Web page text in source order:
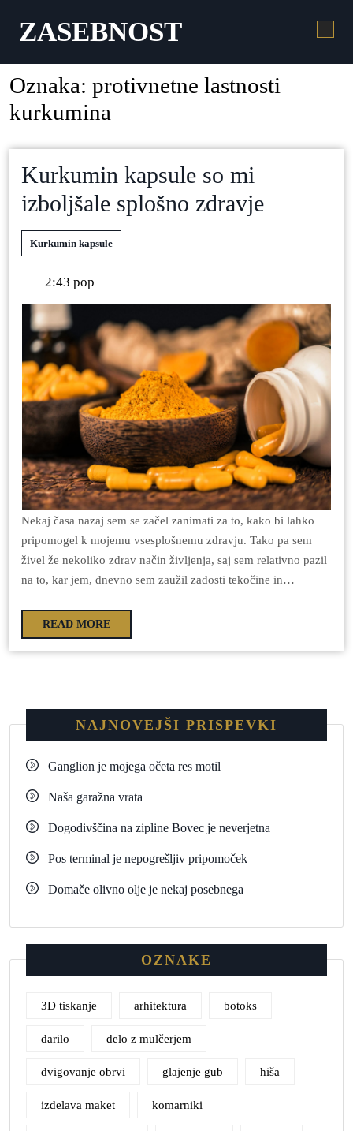
ZASEBNOST
Oznaka: protivnetne lastnosti
kurkumina
Kurkumin kapsule so mi
izboljšale splošno zdravje
Kurkumin kapsule
2:43 pop
Nekaj časa nazaj sem se začel zanimati za to, kako bi lahko
pripomogel k mojemu vsesplošnemu zdravju. Tako pa sem
živel že nekoliko zdrav način življenja, saj sem relativno pazil
na to, kar jem, dnevno sem zaužil zadosti tekočine in…
READ MORE
NAJNOVEJŠI PRISPEVKI
Ganglion je mojega očeta res motil
Naša garažna vrata
Dogodivščina na zipline Bovec je neverjetna
Pos terminal je nepogrešljiv pripomoček
Domače olivno olje je nekaj posebnega
OZNAKE
3D tiskanje arhitektura botoks
darilo delo z mulčerjem
dvigovanje obrvi glajenje gub hiša
izdelava maket komarniki